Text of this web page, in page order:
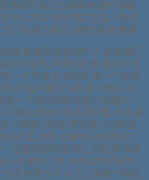
转移到自己的刚刚申请的博客,
可以在以前的博文里加入你现
引导浏览者到达你的新的博客.
候,就看到很多的牛人,在利用门
进行宣传,并带去流量,我记忆比
一个不算太热的词,第一个就是
,页面中其实没有多少能容,完
是一个极其具有诱惑力的图片广
网站自身比较高的权重,并且通
个博客为跳板,吧流量引导到自
这里,劝告,如果你已经拥有了
定要好好的管理它,然后再申请
流量的引导,从而达到流量到
话,你完全可以自己再做个网站,